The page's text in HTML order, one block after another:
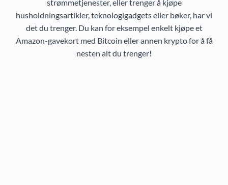
strømmetjenester, eller trenger å kjøpe
husholdningsartikler, teknologigadgets eller bøker, har vi
det du trenger. Du kan for eksempel enkelt kjøpe et
Amazon-gavekort med Bitcoin eller annen krypto for å få
nesten alt du trenger!